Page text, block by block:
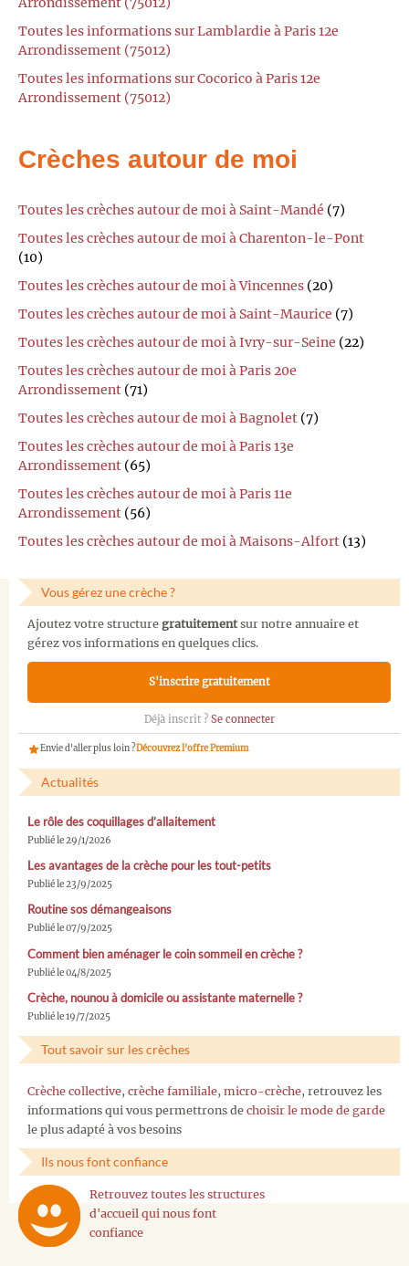
Toutes les informations sur Lamblardie à Paris 12e
Arrondissement (75012)
Toutes les informations sur Cocorico à Paris 12e
Arrondissement (75012)
Crèches autour de moi
Toutes les crèches autour de moi à Saint-Mandé (7)
Toutes les crèches autour de moi à Charenton-le-Pont
(10)
Toutes les crèches autour de moi à Vincennes (20)
Toutes les crèches autour de moi à Saint-Maurice (7)
Toutes les crèches autour de moi à Ivry-sur-Seine (22)
Toutes les crèches autour de moi à Paris 20e
Arrondissement (71)
Toutes les crèches autour de moi à Bagnolet (7)
Toutes les crèches autour de moi à Paris 13e
Arrondissement (65)
Toutes les crèches autour de moi à Paris 11e
Arrondissement (56)
Toutes les crèches autour de moi à Maisons-Alfort (13)
Vous gérez une crèche ?
Ajoutez votre structure gratuitementsur notre annuaire et
gérez vos informations en quelques clics.
S'inscrire gratuitement
Déjà inscrit ? Se connecter
Envie d'aller plus loin ?Découvrez l'offre Premium
Actualités
Le rôle des coquillages d’allaitement
Publié le 29/1/2026
Les avantages de la crèche pour les tout-petits
Publié le 23/9/2025
Routine sos démangeaisons
Publié le 07/9/2025
Comment bien aménager le coin sommeil en crèche ?
Publié le 04/8/2025
Crèche, nounou à domicile ou assistante maternelle ?
Publié le 19/7/2025
Tout savoir sur les crèches
Crèche collective, crèche familiale, micro-crèche, retrouvez les
informations qui vous permettrons de choisir le mode de garde
le plus adapté à vos besoins
Ils nous font confiance
Retrouvez toutes les structures
d'accueil qui nous font
confiance